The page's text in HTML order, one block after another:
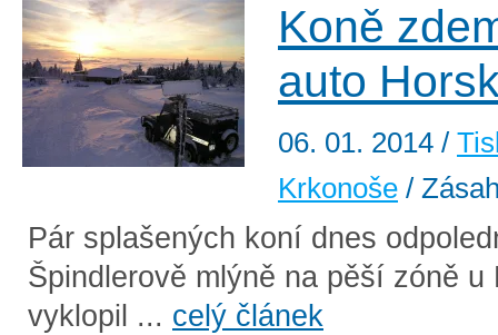
Koně
auto
06. 01. 2014 /
Krkonoše /
Pár splašených koní dnes
Špindlerově mlýně na pěší zóně u
vyklopil ... celý článek